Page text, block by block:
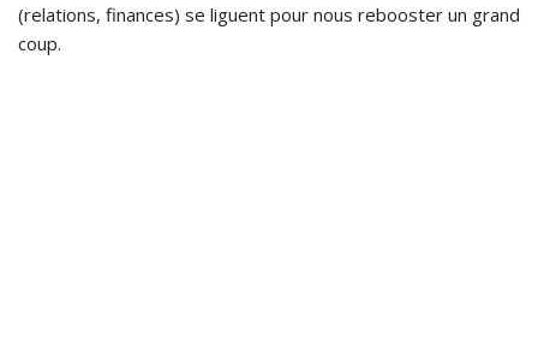
(relations, finances) se liguent pour nous rebooster un grand
coup.